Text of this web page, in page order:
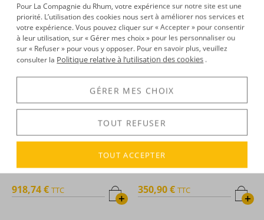
Best of 1972 - Extremo - 70cl -
44°
+
918,74 € TTC
Rhum hors d'âge - Millésime
1972 - 70cl - 42°
+
350,90 € TTC
Pour La Compagnie du Rhum, votre expérience sur notre site est une
priorité. L’utilisation des cookies nous sert à améliorer nos services et
votre expérience. Vous pouvez cliquer sur « Accepter » pour consentir
à leur utilisation, sur « Gérer mes choix » pour les personnaliser ou
sur « Refuser » pour vous y opposer. Pour en savoir plus, veuillez
consulter la Politique relative à l’utilisation des cookies .
GÉRER MES CHOIX
TOUT REFUSER
TOUT ACCEPTER